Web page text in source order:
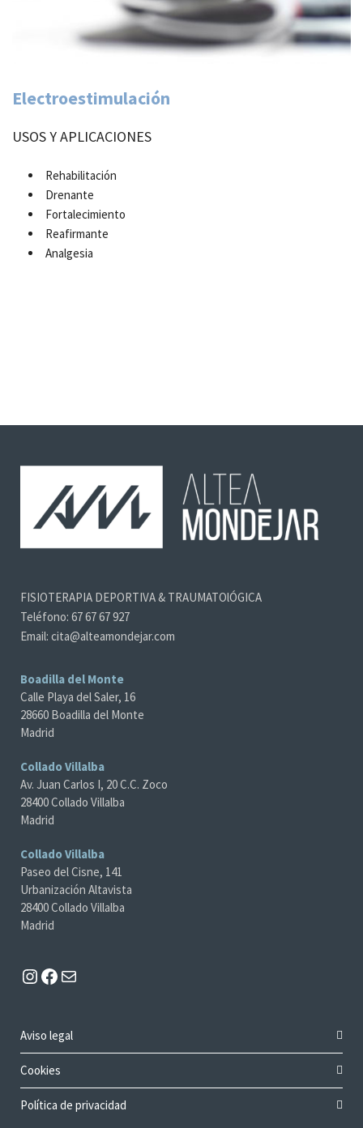
Electroestimulación
USOS Y APLICACIONES
Rehabilitación
Drenante
Fortalecimiento
Reafirmante
Analgesia
FISIOTERAPIA DEPORTIVA & TRAUMATOlÓGICA
Teléfono: 67 67 67 927
Email: cita@alteamondejar.com
Boadilla del Monte
Calle Playa del Saler, 16
28660 Boadilla del Monte
Madrid
Collado Villalba
Av. Juan Carlos I, 20 C.C. Zoco
28400 Collado Villalba
Madrid
Collado Villalba
Paseo del Cisne, 141
Urbanización Altavista
28400 Collado Villalba
Madrid
Instagram
Facebook
Aviso legal
Cookies
Política de privacidad